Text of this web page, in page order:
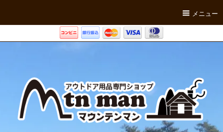
メニュー